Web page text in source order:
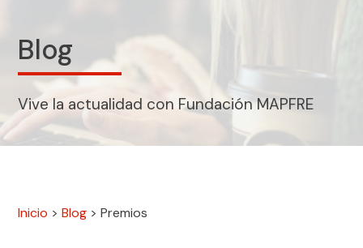
Blog
Vive la actualidad con Fundación MAPFRE
Inicio >Blog >Premios